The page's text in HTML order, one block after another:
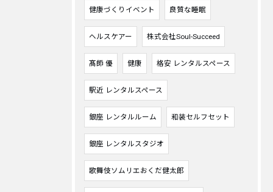
健康づくりイベント 良質な睡眠
ヘルスケアー 株式会社Soul-Succeed
髙師 優 健康 格安 レンタルスペース
駅近 レンタルスペース
銀座 レンタルルーム 和装セルフセット
銀座 レンタルスタジオ
歌舞伎ソムリエおくだ健太郎